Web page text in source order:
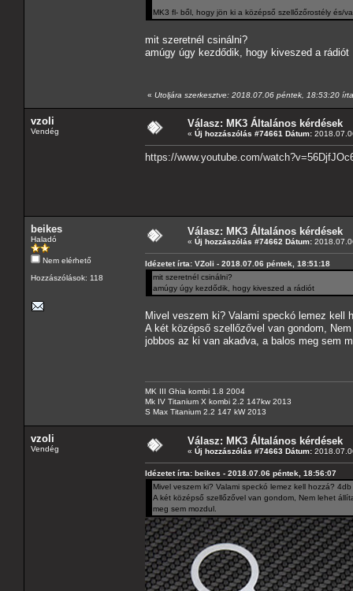
MK3 fl- ből, hogy jön ki a középső szellőzőrostély és/
mit szeretnél csinálni?
amúgy úgy kezdődik, hogy kiveszed a rádiót
« Utoljára szerkesztve: 2018.07.06 péntek, 18:53:20
vzoli
Vendég
Válasz: MK3 Általános kérdések
« Új hozzászólás #74661 Dátum:
https://www.youtube.com/
beikes
Haladó
Nem elérhető
Hozzászólások: 118
Válasz: MK3 Általános kérdések
« Új hozzászólás #74662 Dátum:
Idézetet írta: VZoli - 2018.07.06 péntek, 18:51:18
mit szeretnél csinálni?
amúgy úgy kezdődik, hogy kiveszed a rádiót
Mivel veszem ki? Valami speckó lemez kell
A két középső szellőzővel van gondom,
jobbos az ki van akadva, a balos meg sem
MK III Ghia kombi 1.8 2004
Mk IV Titanium X kombi 2.2 147kw 2013
S Max Titanium 2.2 147 kW 2013
vzoli
Vendég
Válasz: MK3 Általános kérdések
« Új hozzászólás #74663 Dátum:
Idézetet írta: beikes - 2018.07.06 péntek, 18:56:07
Mivel veszem ki? Valami speckó lemez kell hozzá? 4db
A két középső szellőzővel van gondom, Nem lehet
meg sem mozdul.